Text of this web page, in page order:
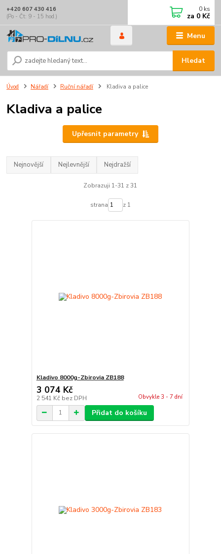
Menu
Hledat
+420 607 430 416
(Po - Čt: 9 - 15 hod.)
0 ks
za 0 Kč
Úvod Nářadí Ruční nářadí Kladiva a palice
Kladiva a palice
Upřesnit parametry
Nejnovější Nejlevnější Nejdražší
Zobrazuji 1-31 z 31
strana z 1
Kladivo 8000g-Zbirovia ZB188
3 074 Kč
2 541 Kč bez DPH Obvykle 3 - 7 dní
Přidat do košíku